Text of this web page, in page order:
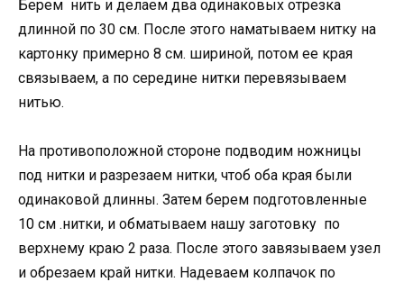
Берем нить и делаем два одинаковых отрезка
длинной по 30 см. После этого наматываем нитку на
картонку примерно 8 см. шириной, потом ее края
связываем, а по середине нитки перевязываем
нитью.
На противоположной стороне подводим ножницы
под нитки и разрезаем нитки, чтоб оба края были
одинаковой длинны. Затем берем подготовленные
10 см .нитки, и обматываем нашу заготовку по
верхнему краю 2 раза. После этого завязываем узел
и обрезаем край нитки. Надеваем колпачок по